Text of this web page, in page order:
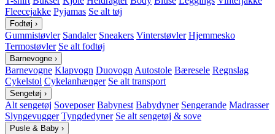
Fleecejakke Pyjamas Se alt tøj
Fodtøj ›
Gummistøvler Sandaler Sneakers Vinterstøvler Hjemmesko
Termostøvler Se alt fodtøj
Barnevogne ›
Barnevogne Klapvogn Duovogn Autostole Bæresele Regnslag
Cykelstol Cykelanhænger Se alt transport
Sengetøj ›
Alt sengetøj Soveposer Babynest Babydyner Sengerande Madrasser
Slyngevugger Tyngdedyner Se alt sengetøj & sove
Pusle & Baby ›